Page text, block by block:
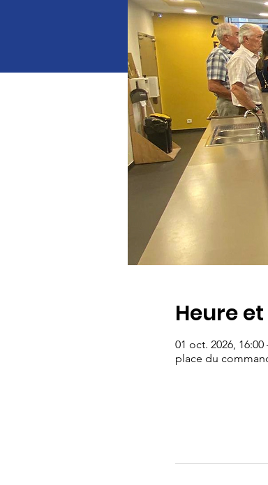
Heure
01 oct. 2026, 16:00
place du